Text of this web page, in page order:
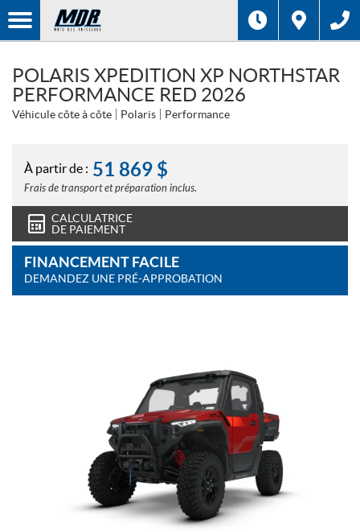
POLARIS XPEDITION XP NORTHSTAR
PERFORMANCE RED 2026
Véhicule côte à côte Polaris Performance
À partir de : 51 869 $
Frais de transport et préparation inclus.
CALCULATRICE
DE PAIEMENT
FINANCEMENT FACILE
DEMANDEZ UNE PRÉ-APPROBATION